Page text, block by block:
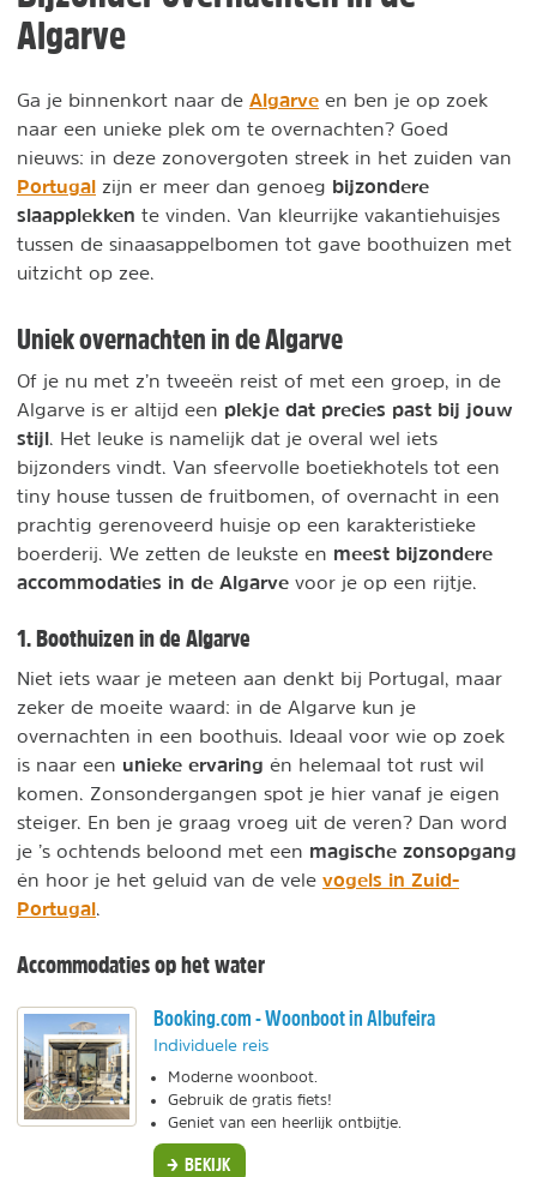
Algarve
Ga je binnenkort naar de Algarve en ben je op zoek
naar een unieke plek om te overnachten? Goed
nieuws: in deze zonovergoten streek in het zuiden van
Portugal zijn er meer dan genoeg bijzondere
slaapplekken te vinden. Van kleurrijke vakantiehuisjes
tussen de sinaasappelbomen tot gave boothuizen met
uitzicht op zee.
Uniek overnachten in de Algarve
Of je nu met z’n tweeën reist of met een groep, in de
Algarve is er altijd een plekje dat precies past bij jouw
stijl . Het leuke is namelijk dat je overal wel iets
bijzonders vindt. Van sfeervolle boetiekhotels tot een
tiny house tussen de fruitbomen, of overnacht in een
prachtig gerenoveerd huisje op een karakteristieke
boerderij. We zetten de leukste en meest bijzondere
accommodaties in de Algarve voor je op een rijtje.
1. Boothuizen in de Algarve
Niet iets waar je meteen aan denkt bij Portugal, maar
zeker de moeite waard: in de Algarve kun je
overnachten in een boothuis. Ideaal voor wie op zoek
is naar een unieke ervaring én helemaal tot rust wil
komen. Zonsondergangen spot je hier vanaf je eigen
steiger. En ben je graag vroeg uit de veren? Dan word
je ’s ochtends beloond met een magische zonsopgang
én hoor je het geluid van de vele vogels in Zuid-
Portugal
Accommodaties op het water
Booking.com - Woonboot in Albufeira
Individuele reis
Moderne woonboot.
Gebruik de gratis fiets!
Geniet van een heerlijk ontbijtje.
BEKIJK